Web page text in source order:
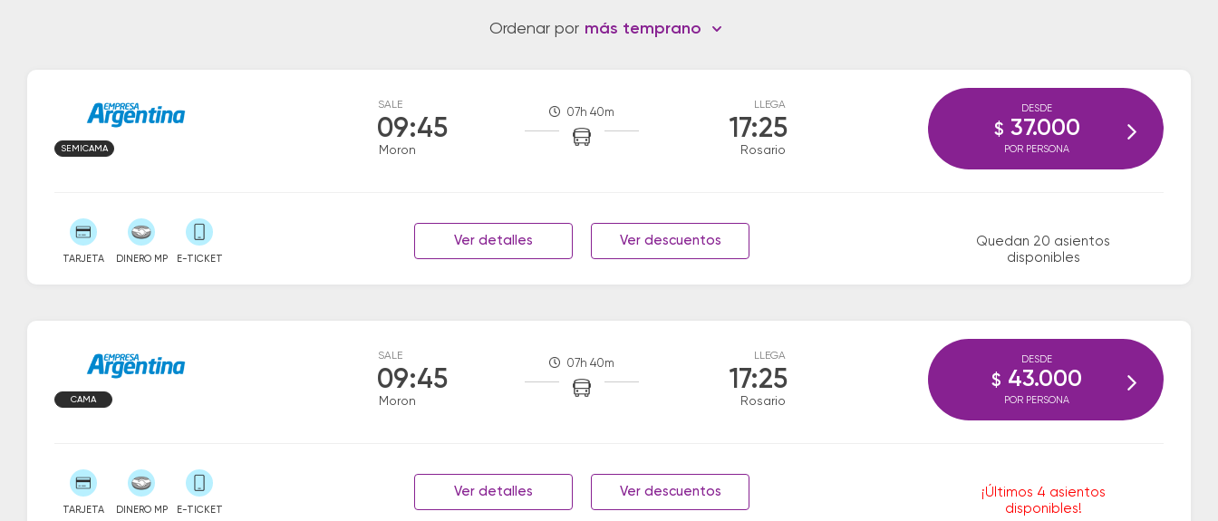
Ordenar por más temprano
SALE
09:45
Moron
07h 40m
LLEGA
17:25
Rosario
SEMICAMA
TARJETA DINERO MP E-TICKET
Ver detalles Ver descuentos
Quedan 20 asientos
disponibles
DESDE
$ 37.000
POR PERSONA
SALE
09:45
Moron
07h 40m
LLEGA
17:25
Rosario
CAMA
TARJETA DINERO MP E-TICKET
Ver detalles Ver descuentos
¡Últimos 4 asientos
disponibles!
DESDE
$ 43.000
POR PERSONA